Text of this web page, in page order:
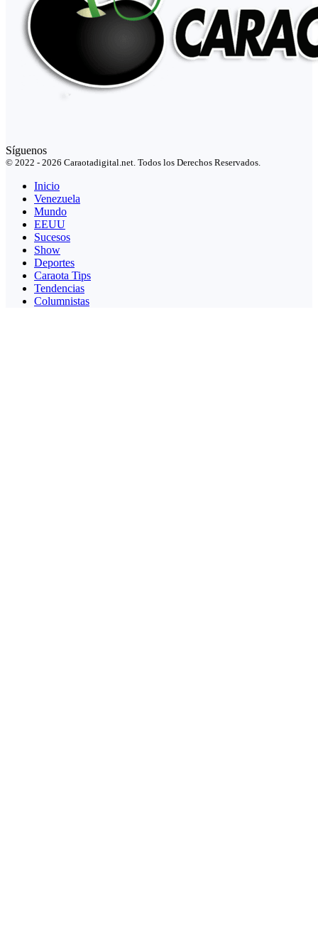
Síguenos
© 2022 - 2026 Caraotadigital.net. Todos los Derechos Reservados.
Inicio
Venezuela
Mundo
EEUU
Sucesos
Show
Deportes
Caraota Tips
Tendencias
Columnistas